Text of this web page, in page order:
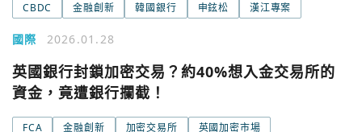
CBDC 金融創新 韓國銀行 申鉉松 漢江專案
國際 2026.01.28
英國銀行封鎖加密交易？約40%想入金交易所的
資金，竟遭銀行攔截！
FCA 金融創新 加密交易所
英國加密市場